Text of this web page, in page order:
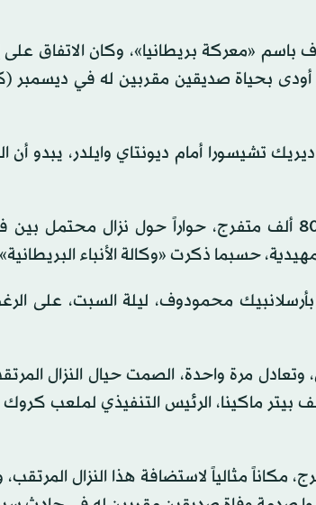
باسم «معركة بريطانيا»، وكان الاتفاق على
أودى بحياة صديقين مقربين له في ديسمبر
تشيسورا أمام ديونتاي وايلدر، يبدو أن
ويجري مسؤولون بارزون في ملعب كروك بارك، الذي يتسع لأكثر من 80 ألف متفرج، حواراً حول نزال
حسبما ذكرت «وكالة الأنباء
محمودوف، ليلة السبت، على
القاضية»، وهزيمتين، وتعادل مرة واحدة، الصمت حيال النزال
ماكينا، الرئيس التنفيذي لملعب كروك
بارك في دبلن، الذي يتسع لأكثر من 80 ألف متفرج، مكاناً مثالياً لاستضافة هذا النزال